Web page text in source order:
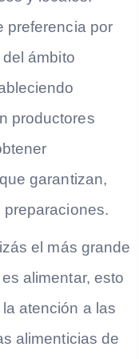
preferencia por
ámbito
productores
garantizan,
el más grande
alimentar, esto
atención a las
alimenticias de